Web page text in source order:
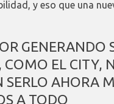
y eso que una
GENERANDO
COMO EL CITY,
SERLO AHORA
A TODO